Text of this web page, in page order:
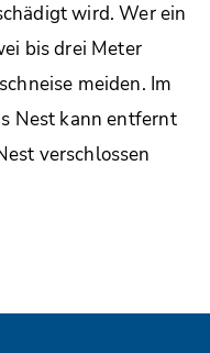
wird. Wer ein
bis drei Meter
meiden. Im
Nest kann entfernt
verschlossen